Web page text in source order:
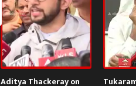
Aditya Thackeray on
आमच्यासोबत जाहिरात करा
प्रायव्हसी पॉलिसी
संपर्क साधा
करिअर
फीडबॅक
Old
आणि